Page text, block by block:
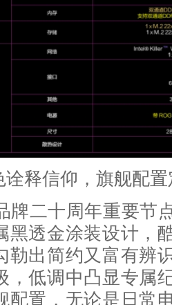
释信仰，旗舰配置
二十周年重要节
黑透金涂装设计，
勒出简约又富有辨
，低调中凸显专属
配置，无论是日常